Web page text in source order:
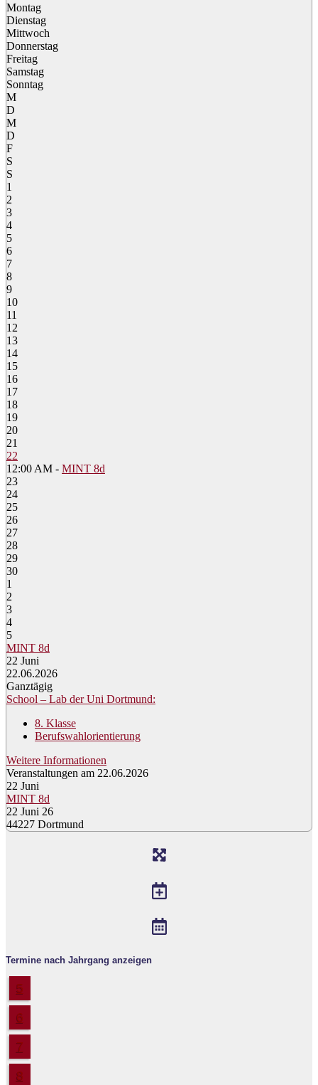
Montag
Dienstag
Mittwoch
Donnerstag
Freitag
Samstag
Sonntag
M
D
M
D
F
S
S
1
2
3
4
5
6
7
8
9
10
11
12
13
14
15
16
17
18
19
20
21
22
12:00 AM - MINT 8d
23
24
25
26
27
28
29
30
1
2
3
4
5
MINT 8d
22 Juni
22.06.2026
Ganztägig
School – Lab der Uni Dortmund:
8. Klasse
Berufswahlorientierung
Weitere Informationen
Veranstaltungen am 22.06.2026
22 Juni
MINT 8d
22 Juni 26
44227 Dortmund
Termine nach Jahrgang anzeigen
5
6
7
8